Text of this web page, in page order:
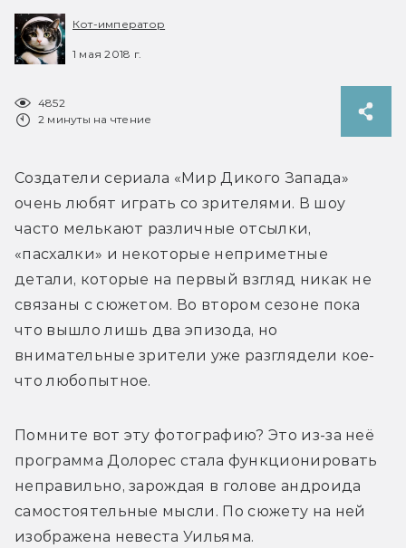
Кот-император
1 мая 2018 г.
4852
2 минуты на чтение
Создатели сериала «Мир Дикого Запада»
очень любят играть со зрителями. В шоу
часто мелькают различные отсылки,
«пасхалки» и некоторые неприметные
детали, которые на первый взгляд никак не
связаны с сюжетом. Во втором сезоне пока
что вышло лишь два эпизода, но
внимательные зрители уже разглядели кое-
что любопытное.
Помните вот эту фотографию? Это из-за неё
программа Долорес стала функционировать
неправильно, зарождая в голове андроида
самостоятельные мысли. По сюжету на ней
изображена невеста Уильяма.